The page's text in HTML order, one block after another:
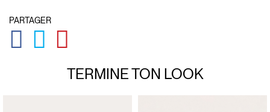
PARTAGER
GLOBAL.SOCIALSHARE.FACEBOOK
GLOBAL.SOCIALSHARE.TWITTER
TERMINE TON LOOK